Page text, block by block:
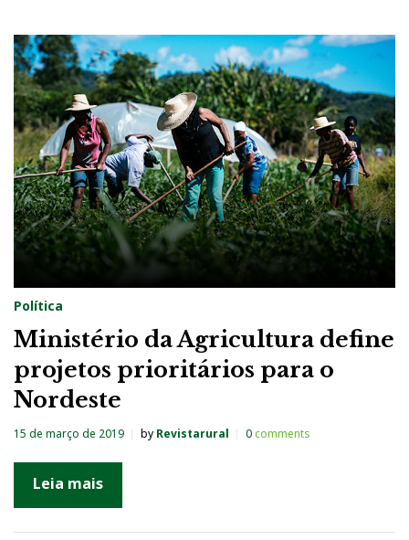
Política
Ministério da Agricultura define
projetos prioritários para o
Nordeste
15 de março de 2019 by Revistarural 0comments
Leia mais